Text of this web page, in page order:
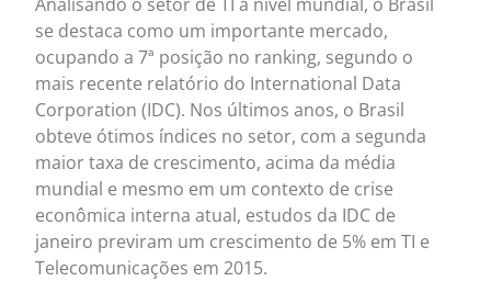
se destaca como um importante mercado,
ocupando a 7ª posição no ranking, segundo o
mais recente relatório do International Data
Corporation (IDC). Nos últimos anos, o Brasil
obteve ótimos índices no setor, com a segunda
maior taxa de crescimento, acima da média
mundial e mesmo em um contexto de crise
econômica interna atual, estudos da IDC de
janeiro previram um crescimento de 5% em TI e
Telecomunicações em 2015.